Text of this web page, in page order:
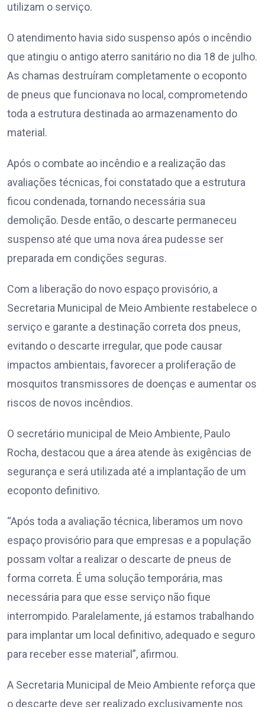
utilizam o serviço.
O atendimento havia sido suspenso após o incêndio
que atingiu o antigo aterro sanitário no dia 18 de julho.
As chamas destruíram completamente o ecoponto
de pneus que funcionava no local, comprometendo
toda a estrutura destinada ao armazenamento do
material.
Após o combate ao incêndio e a realização das
avaliações técnicas, foi constatado que a estrutura
ficou condenada, tornando necessária sua
demolição. Desde então, o descarte permaneceu
suspenso até que uma nova área pudesse ser
preparada em condições seguras.
Com a liberação do novo espaço provisório, a
Secretaria Municipal de Meio Ambiente restabelece o
serviço e garante a destinação correta dos pneus,
evitando o descarte irregular, que pode causar
impactos ambientais, favorecer a proliferação de
mosquitos transmissores de doenças e aumentar os
riscos de novos incêndios.
O secretário municipal de Meio Ambiente, Paulo
Rocha, destacou que a área atende às exigências de
segurança e será utilizada até a implantação de um
ecoponto definitivo.
“Após toda a avaliação técnica, liberamos um novo
espaço provisório para que empresas e a população
possam voltar a realizar o descarte de pneus de
forma correta. É uma solução temporária, mas
necessária para que esse serviço não fique
interrompido. Paralelamente, já estamos trabalhando
para implantar um local definitivo, adequado e seguro
para receber esse material”, afirmou.
A Secretaria Municipal de Meio Ambiente reforça que
o descarte deve ser realizado exclusivamente nos